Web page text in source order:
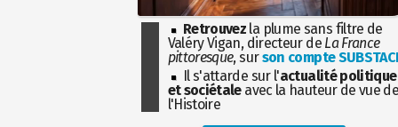
Retrouvez la plume sans filtre de
Valéry Vigan, directeur de La France
pittoresque, surson compte
Il s'attarde sur l'actualité politique
et sociétaleavec la hauteur de vue
l'Histoire